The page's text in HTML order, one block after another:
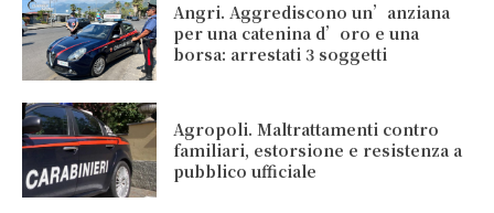
Angri. Aggrediscono un’anziana
per una catenina d’oro e una
borsa: arrestati 3 soggetti
Agropoli. Maltrattamenti contro
familiari, estorsione e resistenza a
pubblico ufficiale